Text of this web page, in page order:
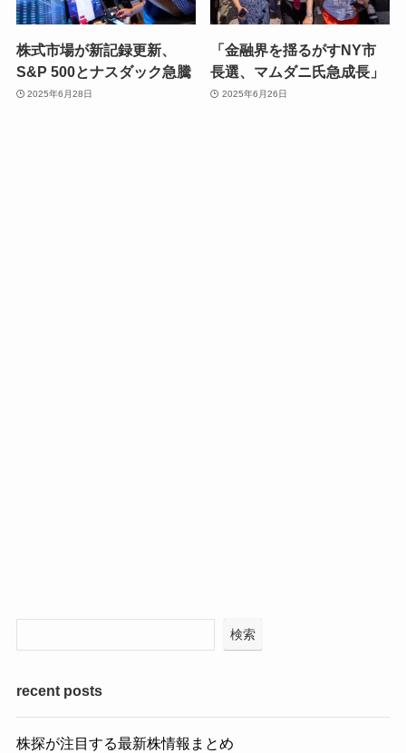
株式市場が新記録更新、
S&P 500とナスダック急騰
2025年6月28日
「金融界を揺るがすNY市
長選、マムダニ氏急成長」
2025年6月26日
検索
recent posts
株探が注目する最新株情報まとめ